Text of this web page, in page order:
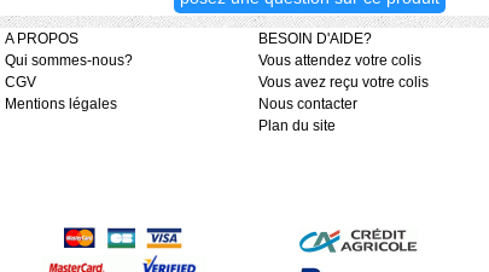
A PROPOS
Qui sommes-nous?
CGV
Mentions légales
BESOIN D'AIDE?
Vous attendez votre colis
Vous avez reçu votre colis
Nous contacter
Plan du site